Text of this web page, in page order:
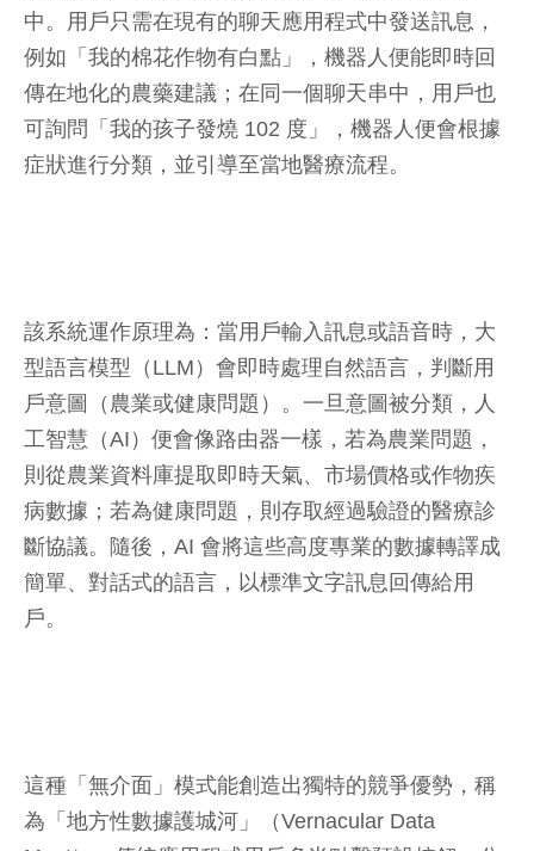
中。用戶只需在現有的聊天應用程式中發送訊息，
例如「我的棉花作物有白點」，機器人便能即時回
傳在地化的農藥建議；在同一個聊天串中，用戶也
可詢問「我的孩子發燒 102 度」，機器人便會根據
症狀進行分類，並引導至當地醫療流程。
該系統運作原理為：當用戶輸入訊息或語音時，大
型語言模型（LLM）會即時處理自然語言，判斷用
戶意圖（農業或健康問題）。一旦意圖被分類，人
工智慧（AI）便會像路由器一樣，若為農業問題，
則從農業資料庫提取即時天氣、市場價格或作物疾
病數據；若為健康問題，則存取經過驗證的醫療診
斷協議。隨後，AI 會將這些高度專業的數據轉譯成
簡單、對話式的語言，以標準文字訊息回傳給用
戶。
這種「無介面」模式能創造出獨特的競爭優勢，稱
為「地方性數據護城河」（Vernacular Data